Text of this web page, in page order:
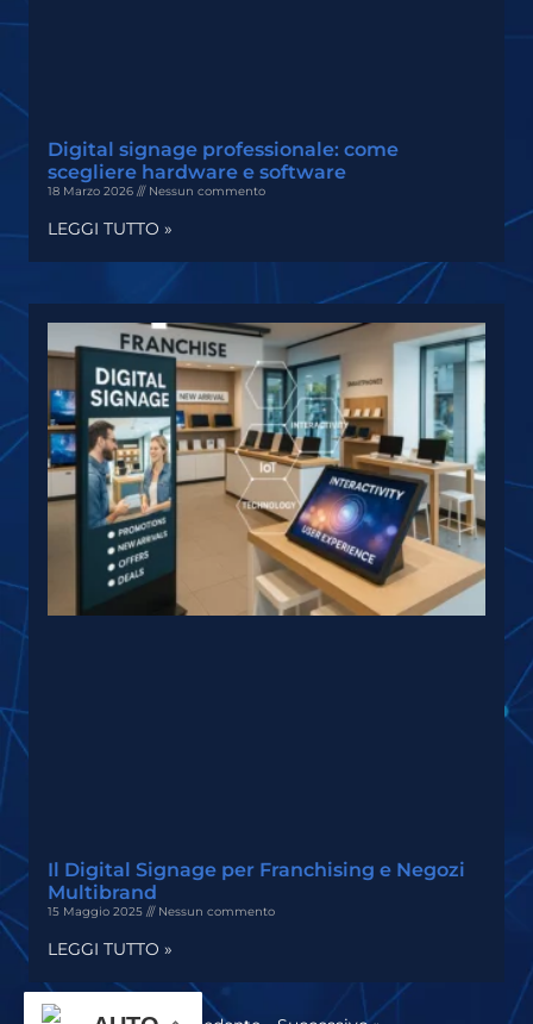
Digital signage professionale: come
scegliere hardware e software
18 Marzo 2026 Nessun commento
LEGGI TUTTO »
Il Digital Signage per Franchising e Negozi
Multibrand
15 Maggio 2025 Nessun commento
LEGGI TUTTO »